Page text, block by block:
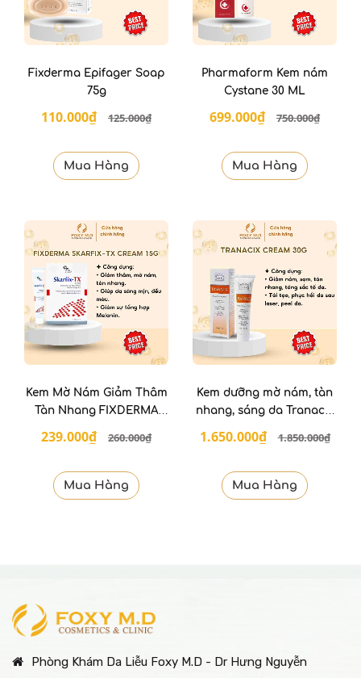
Fixderma Epifager Soap
75g
110.000₫ 125.000₫
Mua Hàng
Pharmaform Kem nám
Cystane 30 ML
699.000₫ 750.000₫
Mua Hàng
Kem Mờ Nám Giảm Thâm
Tàn Nhang FIXDERMA
239.000₫ 260.000₫
Mua Hàng
Kem dưỡng mờ nám, tàn
nhang, sáng da Tranacix
1.650.000₫ 1.850.000₫
Mua Hàng
Phòng Khám Da Liễu Foxy M.D - Dr Hưng Nguyễn